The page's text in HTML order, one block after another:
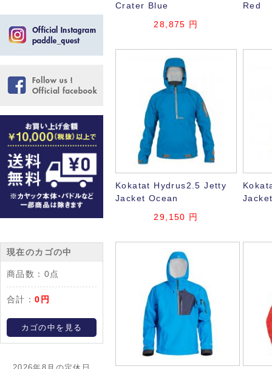
現在のカゴの中
商品数： 0点
合計：0円
カゴの中を見る
Crater Blue
28,875 円
Red
Kokatat Hydrus2.5 Jetty
Jacket Ocean
29,150 円